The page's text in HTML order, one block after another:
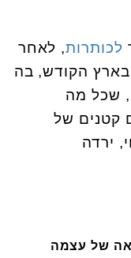
לכותרות, לאחר
הקודש, בה
שכל מה
קטנים של
ירדה